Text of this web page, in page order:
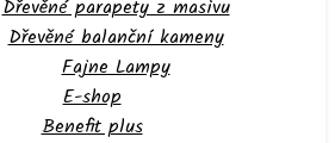
Dřevěné parapety z masivu
Dřevěné balanční kameny
Fajne Lampy
E-shop
Benefit plus